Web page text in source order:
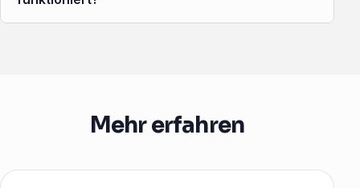
Mehr erfahren